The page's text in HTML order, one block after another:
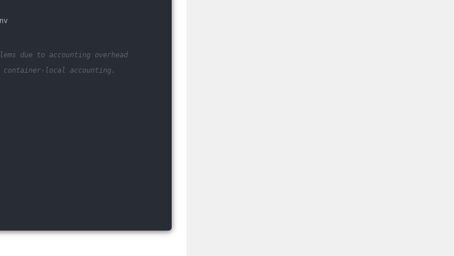
due to accounting overhead
container-local accounting.